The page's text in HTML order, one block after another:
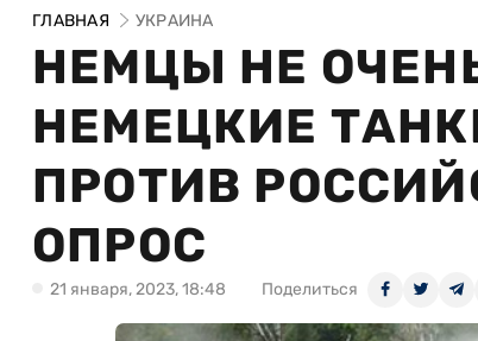
ГЛАВНАЯ УКРАИНА
НЕМЦЫ НЕ
НЕМЕЦКИЕ
ПРОТИВ
ОПРОС
21 января, 2023, 18:48 Поделиться